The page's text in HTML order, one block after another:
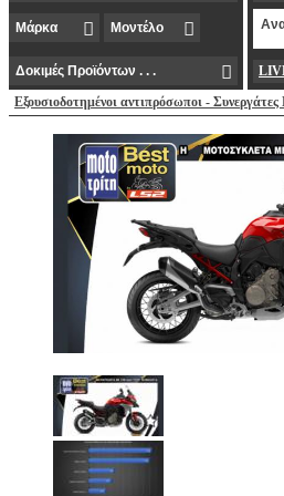
Εξουσιοδοτημένοι αντιπρόσωποι -